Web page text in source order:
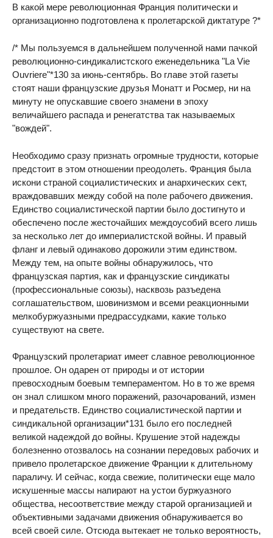
В какой мере революционная Франция политически и
организационно подготовлена к пролетарской диктатуре ?*
/* Мы пользуемся в дальнейшем полученной нами пачкой
революционно-синдикалистского еженедельника "La Vie
Ouvriere"*130 за июнь-сентябрь. Во главе этой газеты
стоят наши французские друзья Монатт и Росмер, ни на
минуту не опускавшие своего знамени в эпоху
величайшего распада и ренегатства так называемых
"вождей".
Необходимо сразу признать огромные трудности, которые
предстоит в этом отношении преодолеть. Франция была
искони страной социалистических и анархических сект,
враждовавших между собой на поле рабочего движения.
Единство социалистической партии было достигнуто и
обеспечено после жесточайших междоусобий всего лишь
за несколько лет до империалистской войны. И правый
фланг и левый одинаково дорожили этим единством.
Между тем, на опыте войны обнаружилось, что
французская партия, как и французские синдикаты
(профессиональные союзы), насквозь разъедена
соглашательством, шовинизмом и всеми реакционными
мелкобуржуазными предрассудками, какие только
существуют на свете.
Французский пролетариат имеет славное революционное
прошлое. Он одарен от природы и от истории
превосходным боевым темпераментом. Но в то же время
он знал слишком много поражений, разочарований, измен
и предательств. Единство социалистической партии и
синдикальной организации*131 было его последней
великой надеждой до войны. Крушение этой надежды
болезненно отозвалось на сознании передовых рабочих и
привело пролетарское движение Франции к длительному
параличу. И сейчас, когда свежие, политически еще мало
искушенные массы напирают на устои буржуазного
общества, несоответствие между старой организацией и
объективными задачами движения обнаруживается во
всей своей силе. Отсюда вытекает не только вероятность,